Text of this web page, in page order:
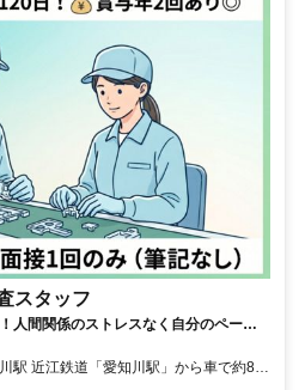
スタッフ
人間関係のストレスなく自分のペース
で約8分